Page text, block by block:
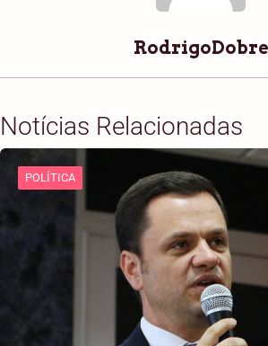
RodrigoDobre
Notícias Relacionadas
POLÍTICA